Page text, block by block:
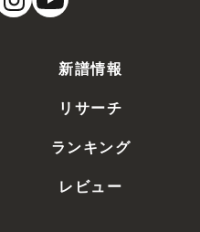
新譜情報
リサーチ
ランキング
レビュー